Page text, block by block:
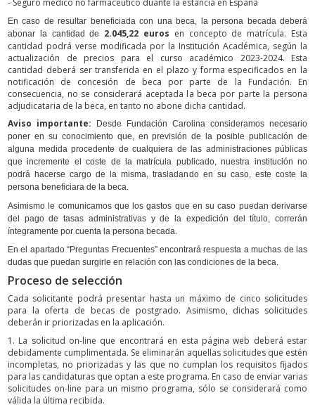
- Seguro médico no farmacéutico duante la estancia en España
En caso de resultar beneficiada con una beca, la persona becada deberá
abonar la cantidad de
2.045,22 euros en concepto de matrícula. Esta
cantidad podrá verse modificada por la Institución Académica, según la
actualización de precios para el curso académico 2023-2024. Esta
cantidad deberá ser transferida en el plazo y forma especificados en la
notificación de concesión de beca por parte de la Fundación. En
consecuencia, no se considerará aceptada la beca por parte la persona
adjudicataria de la beca, en tanto no abone dicha cantidad.
Aviso importante: Desde Fundación Carolina consideramos necesario
poner en su conocimiento que, en previsión de la posible publicación de
alguna medida procedente de cualquiera de las administraciones públicas
que incremente el coste de la matrícula publicado, nuestra institución no
podrá hacerse cargo de la misma, trasladando en su caso, este coste la
persona beneficiara de la beca.
Asimismo le comunicamos que los gastos que en su caso puedan derivarse
del pago de tasas administrativas y de la expedición del título, correrán
íntegramente por cuenta la persona becada.
En el apartado “Preguntas Frecuentes” encontrará respuesta a muchas de las
dudas que puedan surgirle en relación con las condiciones de la beca.
Proceso de selección
Cada solicitante podrá presentar hasta un máximo de cinco solicitudes
para la oferta de becas de postgrado. Asimismo, dichas solicitudes
deberán ir priorizadas en la aplicación.
1. La solicitud on-line que encontrará en esta página web deberá estar
debidamente cumplimentada. Se eliminarán aquellas solicitudes que estén
incompletas, no priorizadas y las que no cumplan los requisitos fijados
para las candidaturas que optan a este programa. En caso de enviar varias
solicitudes on-line para un mismo programa, sólo se considerará como
válida la última recibida.